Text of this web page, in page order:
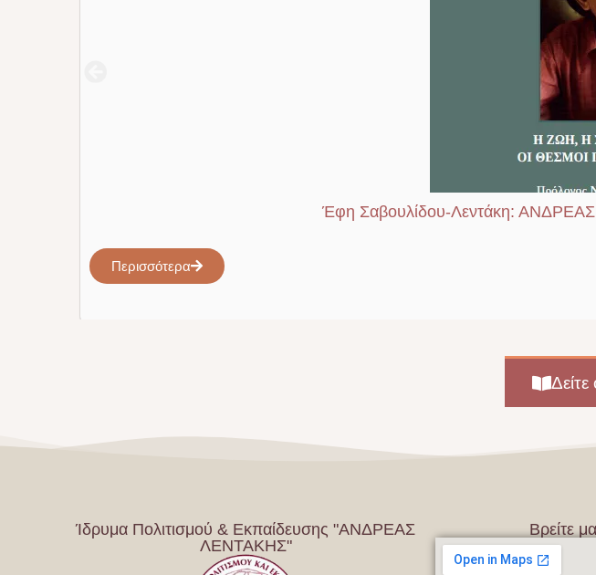
Έφη Σαβουλίδου-Λεντάκη: ΑΝΔΡΕΑΣ
Περισσότερα
Δείτε
Ίδρυμα Πολιτισμού & Εκπαίδευσης "ΑΝΔΡΕΑΣ
ΛΕΝΤΑΚΗΣ"
Βρείτε